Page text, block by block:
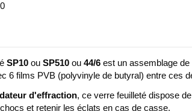
SP10ou SP510ou 44/6est un assemblage de
6 films PVB (polyvinyle de butyral) entre ces
d'effraction, ce verre feuilleté dispose
et retenir les éclats en cas de casse.